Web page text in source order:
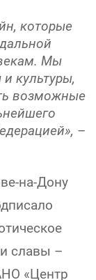
которые
Мы
культуры,
возможные
–
на-Дону
славы –
«Центр